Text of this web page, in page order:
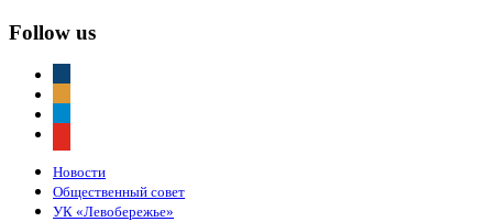
Follow us
Новости
Общественный совет
УК «Левобережье»